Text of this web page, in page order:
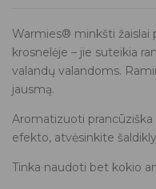
Warmies® minkšti žaislai
krosnelėje – jie suteikia
valandų valandoms.
jausmą.
Aromatizuoti
efekto, atvėsinkite
Tinka naudoti bet kokio